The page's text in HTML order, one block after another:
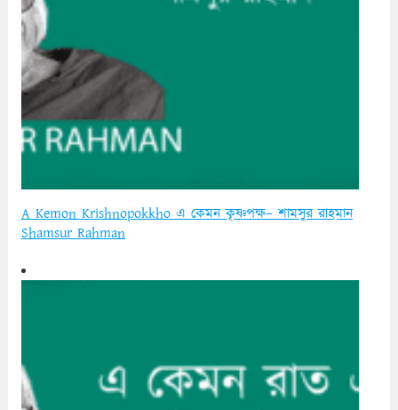
A Kemon Krishnopokkho এ কেমন কৃষ্ণপক্ষ– শামসুর রাহমান
Shamsur Rahman